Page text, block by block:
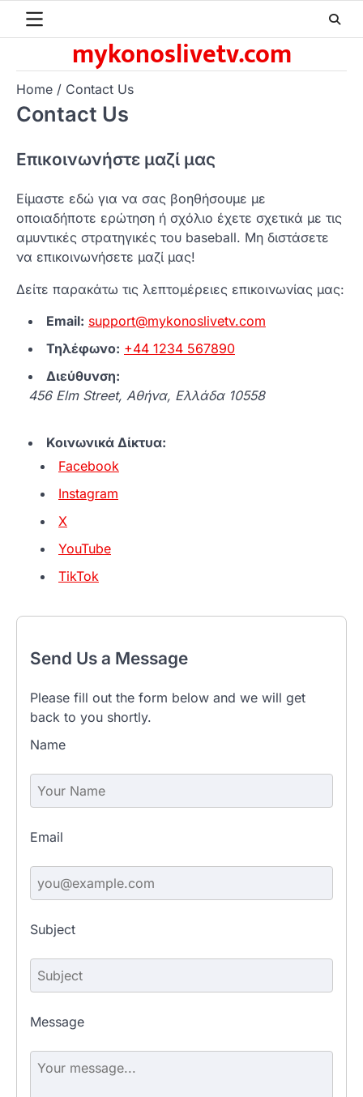
mykonoslivetv.com
Home Contact Us
Contact Us
Επικοινωνήστε μαζί μας
Είμαστε εδώ για να σας βοηθήσουμε με
οποιαδήποτε ερώτηση ή σχόλιο έχετε σχετικά με τις
αμυντικές στρατηγικές του baseball. Μη διστάσετε
να επικοινωνήσετε μαζί μας!
Δείτε παρακάτω τις λεπτομέρειες επικοινωνίας μας:
Email: support@mykonoslivetv.com
Τηλέφωνο: +44 1234 567890
Διεύθυνση:
456 Elm Street, Αθήνα, Ελλάδα 10558
Κοινωνικά Δίκτυα:
Facebook
Instagram
X
YouTube
TikTok
Send Us a Message
Please fill out the form below and we will get
back to you shortly.
Name
Email
Subject
Message